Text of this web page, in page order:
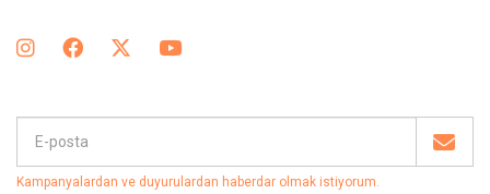
Kampanyalardan ve duyurulardan haberdar olmak istiyorum.